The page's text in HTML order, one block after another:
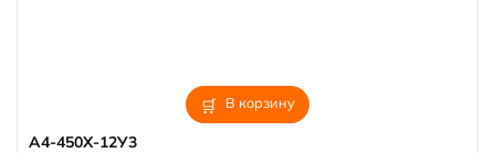
В корзину
А4-450Х-12У3